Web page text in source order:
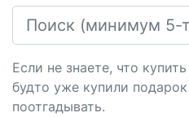
Если не знаете, что
будто уже купили
поотгадывать.